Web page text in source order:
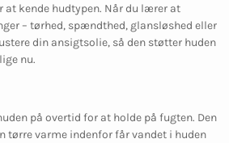
at kende hudtypen. Når du lærer at
– tørhed, spændthed, glansløshed eller
din ansigtsolie, så den støtter huden
nu.
på overtid for at holde på fugten. Den
tørre varme indenfor får vandet i huden